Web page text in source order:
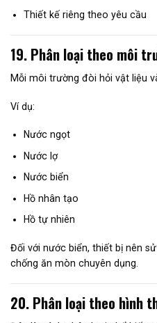
Thiết kế riêng theo yêu cầu
19. Phân loại theo môi
Mỗi môi trường đòi hỏi vật liệu
Ví dụ:
Nước ngọt
Nước lợ
Nước biển
Hồ nhân tạo
Hồ tự nhiên
Đối với nước biển, thiết bị nên
chống ăn mòn chuyên dụng.
20. Phân loại theo hình